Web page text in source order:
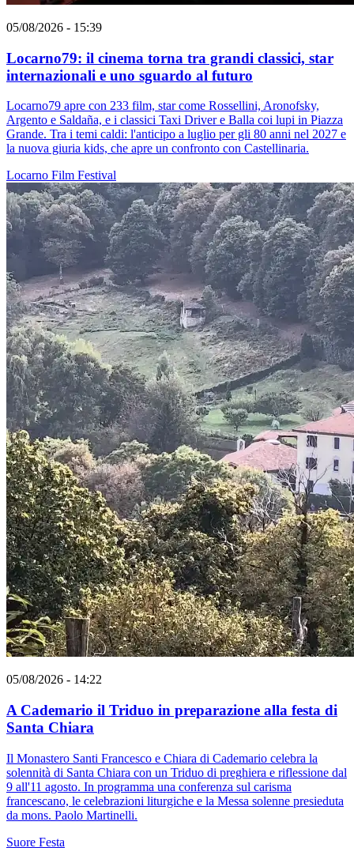
05/08/2026 - 15:39
Locarno79: il cinema torna tra grandi classici, star
internazionali e uno sguardo al futuro
Locarno79 apre con 233 film, star come Rossellini, Aronofsky,
Argento e Saldaña, e i classici Taxi Driver e Balla coi lupi in Piazza
Grande. Tra i temi caldi: l'anticipo a luglio per gli 80 anni nel 2027 e
la nuova giuria kids, che apre un confronto con Castellinaria.
Locarno Film Festival
05/08/2026 - 14:22
A Cademario il Triduo in preparazione alla festa di
Santa Chiara
Il Monastero Santi Francesco e Chiara di Cademario celebra la
solennità di Santa Chiara con un Triduo di preghiera e riflessione dal
9 all'11 agosto. In programma una conferenza sul carisma
francescano, le celebrazioni liturgiche e la Messa solenne presieduta
da mons. Paolo Martinelli.
Suore Festa